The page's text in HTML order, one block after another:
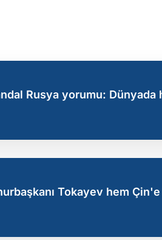
Rusya yorumu:
Tokayev hem